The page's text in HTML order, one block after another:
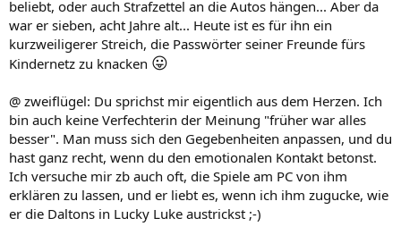
beliebt, oder auch Strafzettel an die Autos hängen... Aber da
war er sieben, acht Jahre alt... Heute ist es für ihn ein
kurzweiligerer Streich, die Passwörter seiner Freunde fürs
Kindernetz zu knacken 😛
@ zweiflügel: Du sprichst mir eigentlich aus dem Herzen. Ich
bin auch keine Verfechterin der Meinung "früher war alles
besser". Man muss sich den Gegebenheiten anpassen, und du
hast ganz recht, wenn du den emotionalen Kontakt betonst.
Ich versuche mir zb auch oft, die Spiele am PC von ihm
erklären zu lassen, und er liebt es, wenn ich ihm zugucke, wie
er die Daltons in Lucky Luke austrickst ;-)